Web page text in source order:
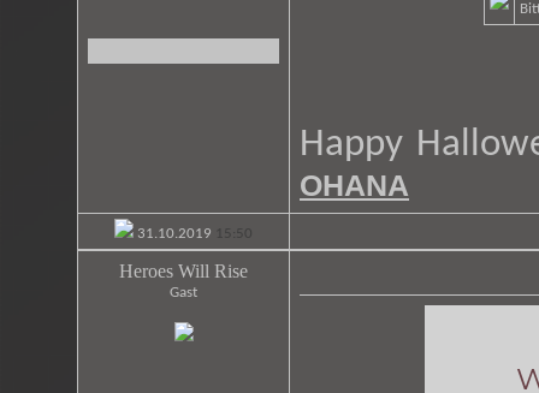
Happy
OHANA
31.10.2019 15:50
Heroes Will Rise
Gast